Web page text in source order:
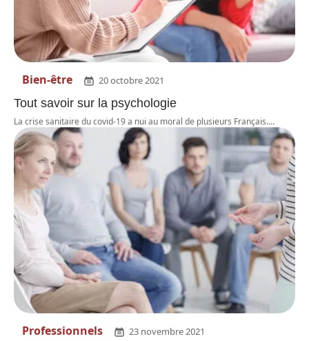
Bien-être 20 octobre 2021
Tout savoir sur la psychologie
La crise sanitaire du covid-19 a nui au moral de plusieurs Français.…
Professionnels 23 novembre 2021